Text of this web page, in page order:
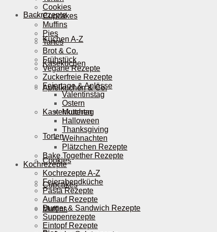
Backrezepte
Kuchen A-Z
Käsekuchen
Apfelkuchen & Co.
Kastenkuchen
Torten
Cookies
Cupcakes
Muffins
Cookies
Cupcakes
Muffins
Pies
Tartes
Brot & Co.
Frühstück
Vegane Rezepte
Zuckerfreie Rezepte
Feiertage & Anlässe
Valentinstag
Ostern
Muttertag
Halloween
Thanksgiving
Weihnachten
Plätzchen Rezepte
Bake Together Rezepte
Kochrezepte
Kochrezepte A-Z
Feierabendküche
Pasta Rezepte
Auflauf Rezepte
Burger & Sandwich Rezepte
Suppenrezepte
Eintopf Rezepte